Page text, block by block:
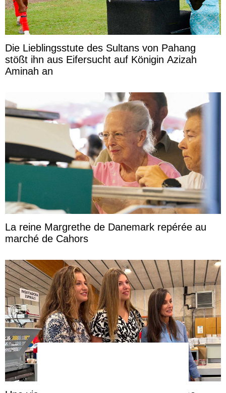
Die Lieblingsstute des Sultans von Pahang
stößt ihn aus Eifersucht auf Königin Azizah
Aminah an
La reine Margrethe de Danemark repérée au
marché de Cahors